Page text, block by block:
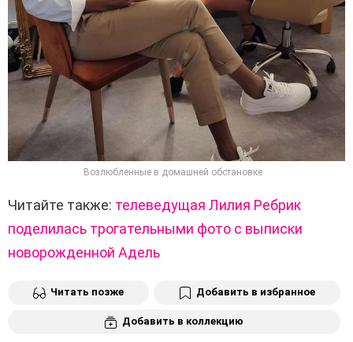
Возлюбленные в домашней обстановке
Читайте также: телеведущая Лилия Ребрик
поделилась трогательными фото с выписки
новорожденной Адель
Читать позже Добавить в избранное
Добавить в коллекцию